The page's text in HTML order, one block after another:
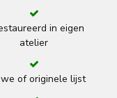
in eigen
atelier
of originele lijst